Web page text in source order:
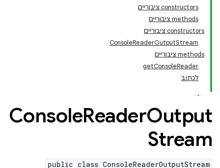
‫constructors ציבוריים
‫methods ציבוריים
‫constructors ציבוריים
ConsoleReaderOutputStream
‫methods ציבוריים
getConsoleReader
לכתוב
ConsoleReaderOutput
Stream
public class ConsoleReaderOutputStream